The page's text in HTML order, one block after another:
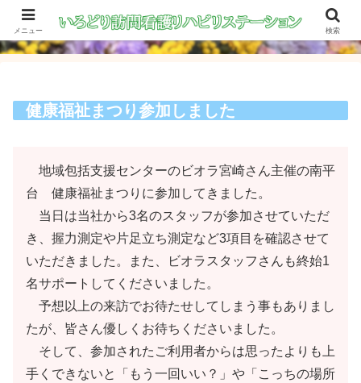
健康福祉まつり参加しました
地域包括支援センターのビオラ宮崎さん主催の南平
台 健康福祉まつりに参加してきました。
当日は当社から3名のスタッフが参加させていただ
き、握力測定や片足立ち測定など3項目を確認させて
いただきました。また、ビオラスタッフさんも終始1
名サポートしてくださいました。
予想以上の来訪でお待たせしてしまう事もありまし
たが、皆さん優しくお待ちくださいました。
そして、参加されたご利用者からは思ったよりも上
手くできないと「もう一回いい？」や「こっちの場所
メニュー 検索